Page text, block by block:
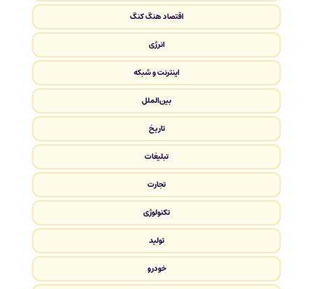
اقتصاد هنگ کنگ
انرژی
اینترنت و شبکه
بین‌الملل
تاریخ
تبلیغات
تجارت
تکنولوژی
تولید
خودرو